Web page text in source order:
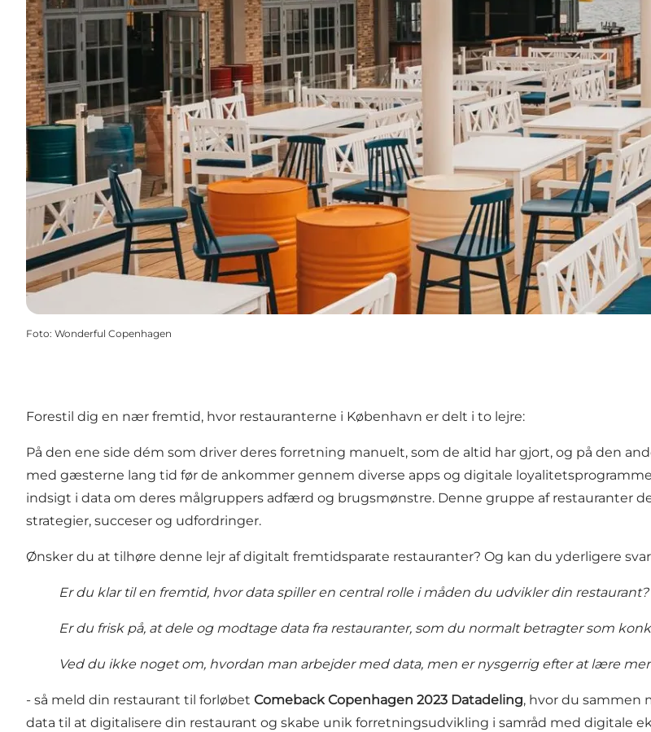
Foto: Wonderful Copenhagen
Forestil dig en nær fremtid, hvor restauranterne i København er delt i to lejre:
På den ene side dém som driver deres forretning manuelt, som de altid har gjort, og på den
med gæsterne lang tid før de ankommer gennem diverse apps og digitale
indsigt i data om deres målgruppers adfærd og brugsmønstre. Denne gruppe af restauranter
strategier, succeser og udfordringer.
Ønsker du at tilhøre denne lejr af digitalt fremtidsparate restauranter? Og kan du yderligere
Er du klar til en fremtid, hvor data spiller en central rolle i måden du udvikler din restaurant?
Er du frisk på, at dele og modtage data fra restauranter, som du normalt betragter som
Ved du ikke noget om, hvordan man arbejder med data, men er nysgerrig efter at lære
- så meld din restaurant til forløbet Comeback Copenhagen 2023 Datadeling, hvor du sammen
data til at digitalisere din restaurant og skabe unik forretningsudvikling i samråd med digitale